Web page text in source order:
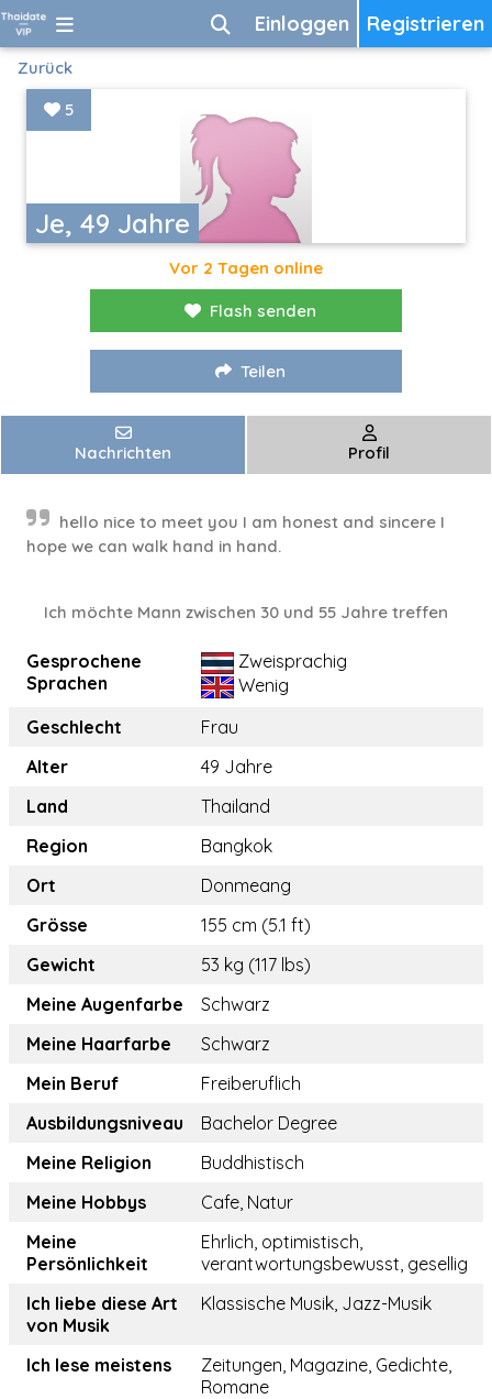
Registrieren
Einloggen
Zurück
Je, 49 Jahre
5
Vor 2 Tagen online
Flash senden
Teilen
Nachrichten Profil
hello nice to meet you I am honest and sincere I
hope we can walk hand in hand.
Ich möchte Mann zwischen 30 und 55 Jahre treffen
Gesprochene
Sprachen
Zweisprachig
Wenig
Geschlecht
Frau
Alter
49 Jahre
Land
Thailand
Region
Bangkok
Ort
Donmeang
Grösse
155 cm (5.1 ft)
Gewicht
53 kg (117 lbs)
Meine Augenfarbe
Schwarz
Meine Haarfarbe
Schwarz
Mein Beruf
Freiberuflich
Ausbildungsniveau
Bachelor Degree
Meine Religion
Buddhistisch
Meine Hobbys
Cafe, Natur
Meine
Persönlichkeit
Ehrlich, optimistisch,
verantwortungsbewusst, gesellig
Ich liebe diese Art
von Musik
Klassische Musik, Jazz-Musik
Ich lese meistens
Zeitungen, Magazine, Gedichte,
Romane